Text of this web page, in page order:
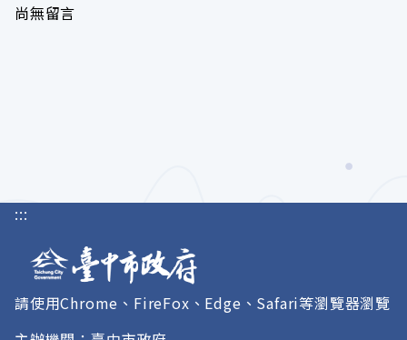
尚無留言
:::
請使用Chrome、FireFox、Edge、Safari等瀏覽器瀏覽